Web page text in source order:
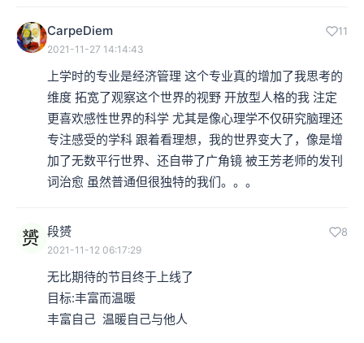
CarpeDiem 11
2021-11-27 14:14:43
上学时的专业是经济管理 这个专业真的增加了我思考的
维度 拓宽了观察这个世界的视野 开放型人格的我 注定
更喜欢感性世界的科学 尤其是像心理学不仅研究脑理还
专注感受的学科 跟着看理想，我的世界变大了，像是增
加了无数平行世界、还自带了广角镜 被王芳老师的发刊
词治愈 虽然普通但很独特的我们。。。
段赟 8
2021-11-12 06:17:29
无比期待的节目终于上线了
目标:丰富而温暖
丰富自己  温暖自己与他人